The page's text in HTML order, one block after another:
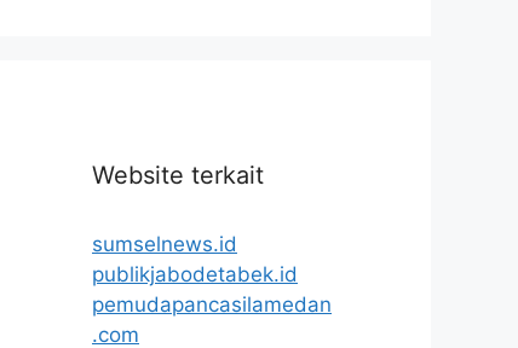
Website terkait
sumselnews.id
publikjabodetabek.id
pemudapancasilamedan
.com